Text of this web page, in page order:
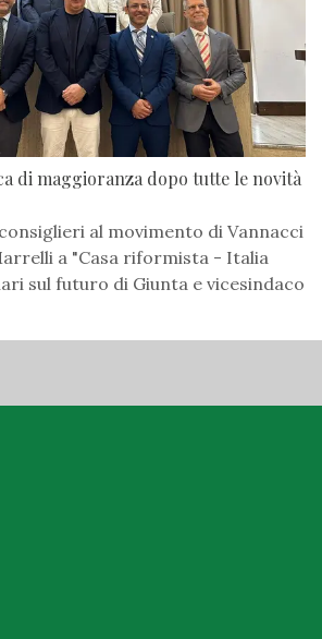
di maggioranza dopo tutte le novità
al movimento di Vannacci
a "Casa riformista - Italia
sul futuro di Giunta e vicesindaco